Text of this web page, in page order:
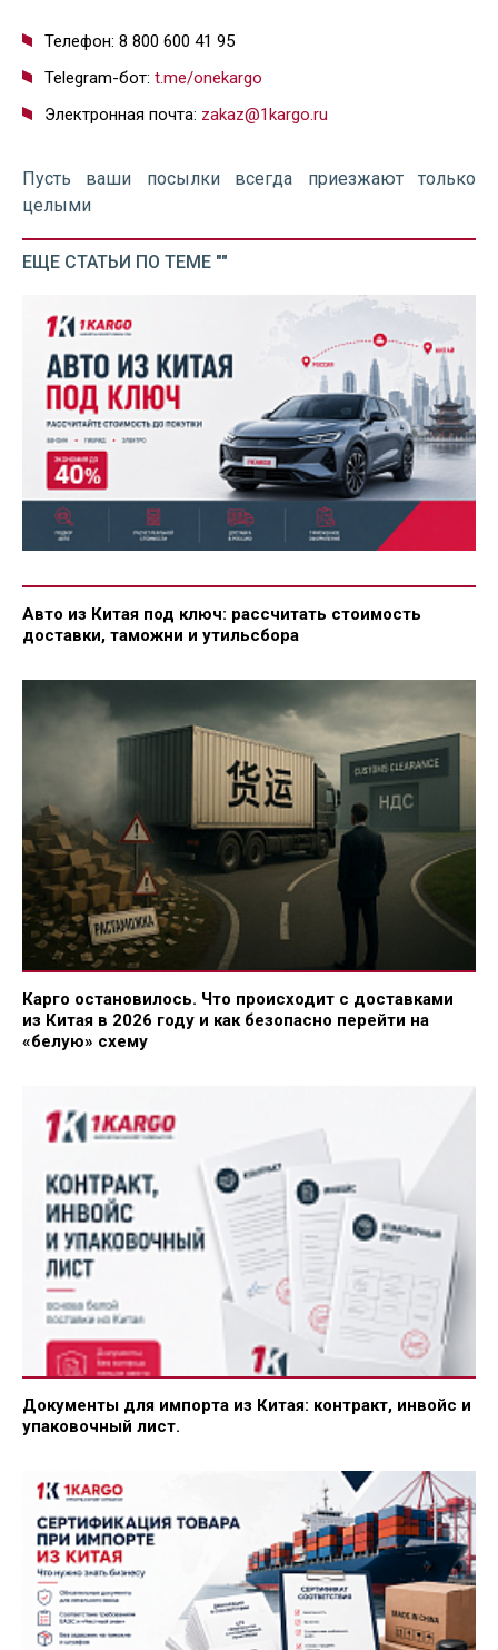
Телефон: 8 800 600 41 95
Telegram-бот: t.me/onekargo
Электронная почта: zakaz@1kargo.ru
Пусть ваши посылки всегда приезжают только
целыми
ЕЩЕ СТАТЬИ ПО ТЕМЕ ""
Авто из Китая под ключ: рассчитать стоимость
доставки, таможни и утильсбора
Карго остановилось. Что происходит с доставками
из Китая в 2026 году и как безопасно перейти на
«белую» схему
Документы для импорта из Китая: контракт, инвойс и
упаковочный лист.